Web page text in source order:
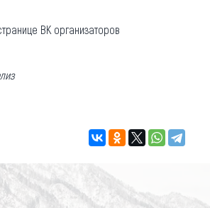
ВК организаторов